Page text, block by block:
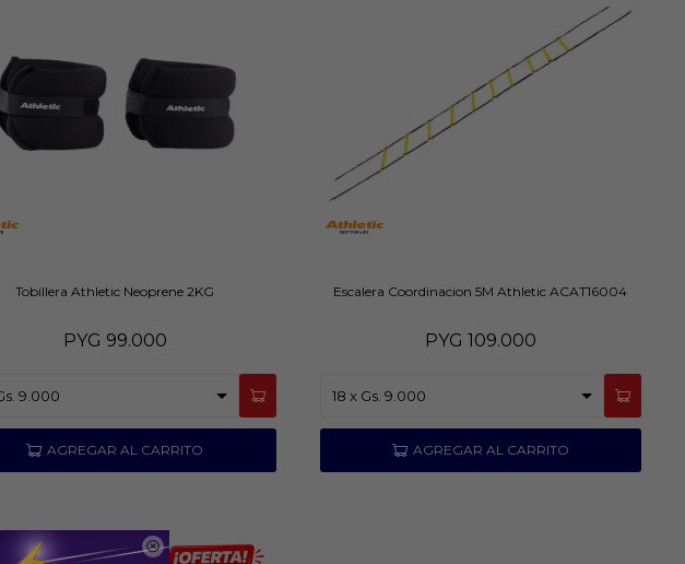

Tobillera Athletic Neoprene 2KG
PYG 99.000
Escalera Coordinacion 5M Athletic ACAT16004
PYG 109.000